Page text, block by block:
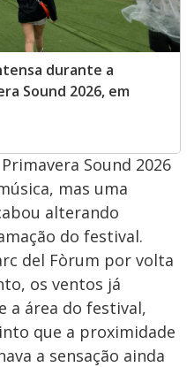
durante a
Sound 2026, em
Sound 2026
mas uma
alterando
do festival.
del Fòrum por volta
os ventos já
a área do festival,
que a proximidade
a sensação ainda